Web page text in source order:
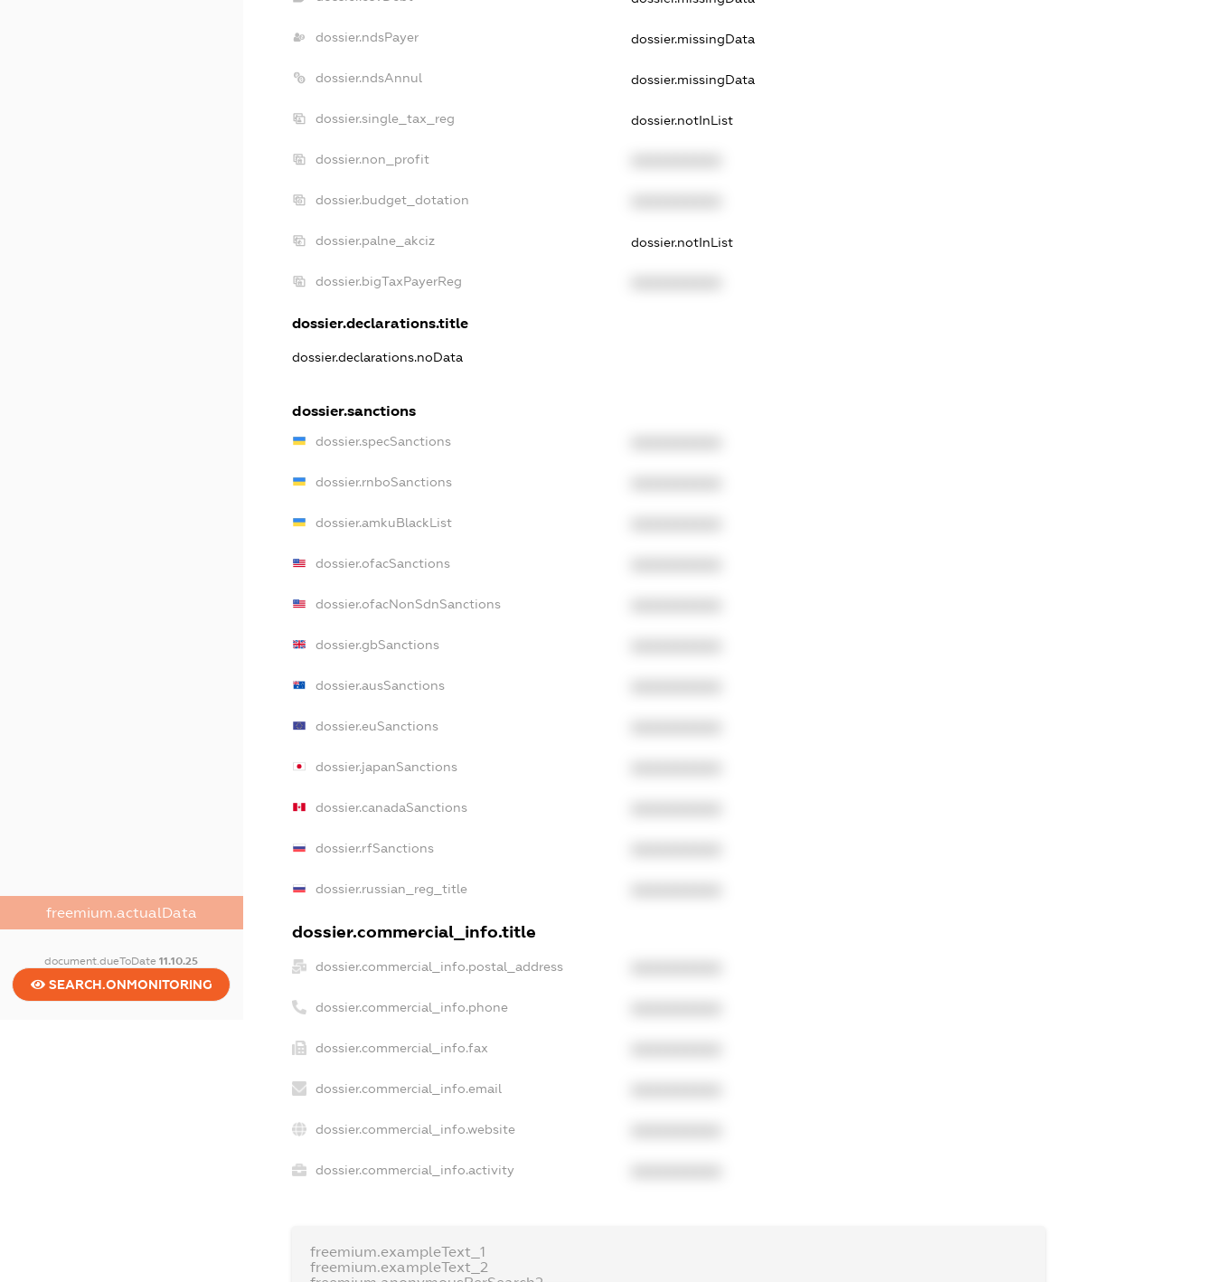
freemium.actualData
document.dueToDate11.10.25
SEARCH.ONMONITORING
dossier.ndsPayer dossier.missingData
dossier.ndsAnnul dossier.missingData
dossier.single_tax_reg dossier.notInList
dossier.non_profit
dossier.budget_dotation
dossier.palne_akciz dossier.notInList
dossier.bigTaxPayerReg
dossier.declarations.title
dossier.declarations.noData
dossier.sanctions
dossier.specSanctions
dossier.rnboSanctions
dossier.amkuBlackList
dossier.ofacSanctions
dossier.ofacNonSdnSanctions
dossier.gbSanctions
dossier.ausSanctions
dossier.euSanctions
dossier.japanSanctions
dossier.canadaSanctions
dossier.rfSanctions
dossier.russian_reg_title
dossier.commercial_info.title
dossier.commercial_info.postal_address
dossier.commercial_info.phone
dossier.commercial_info.fax
dossier.commercial_info.email
dossier.commercial_info.website
dossier.commercial_info.activity
freemium.exampleText_1
freemium.exampleText_2